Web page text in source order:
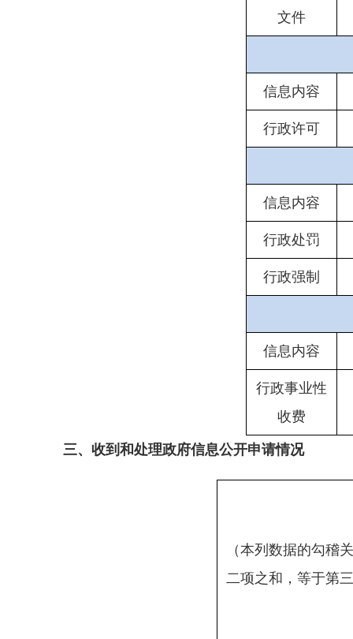
文件
信息内容
行政许可
信息内容
行政处罚
行政强制
信息内容
行政事业性
收费
三、收到和处理政府信息公开申请情况
（本列数据的勾稽
二项之和，等于第